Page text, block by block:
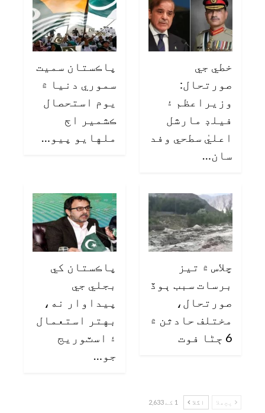
خطي جي
صورتحال:
وزيراعظم ۽
فيلڊ مارشل
اعليٰ سطحي وفد
سان…
پاڪستان سميت
سموري دنيا ۾
يوم استحصال
ڪشمير اڄ
ملهايو پيو…
چلاس ۾ تيز
برسات سبب ٻوڏ
صورتحال،
مختلف حادثن ۾
6 ڄڻا فوت
پاڪستان کي
بجلي جي
پيداوار نه،
بهتر استعمال
۽ اسٽوريج
جو…
پچھلا اگلا 1 کے 2,633